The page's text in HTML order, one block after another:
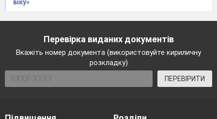
віку»
Перевірка виданих документів
Вкажіть номер документа (використовуйте кириличну
розкладку)
ПЕРЕВІРИТИ